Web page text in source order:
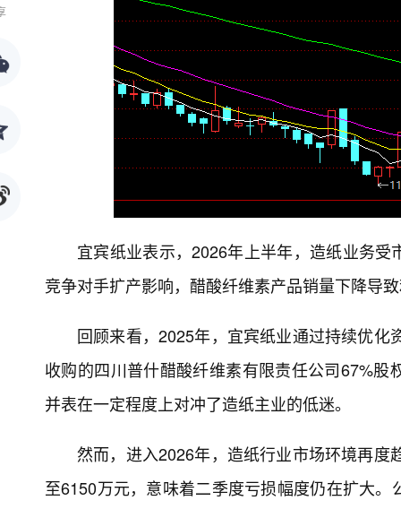
宜宾纸业表示，2026年上半年，造纸业务
竞争对手扩产影响，醋酸纤维素产品销量下降导
回顾来看，2025年，宜宾纸业通过持续优
收购的四川普什醋酸纤维素有限责任公司67%
并表在一定程度上对冲了造纸主业的低迷。
然而，进入2026年，造纸行业市场环境再
至6150万元，意味着二季度亏损幅度仍在扩大